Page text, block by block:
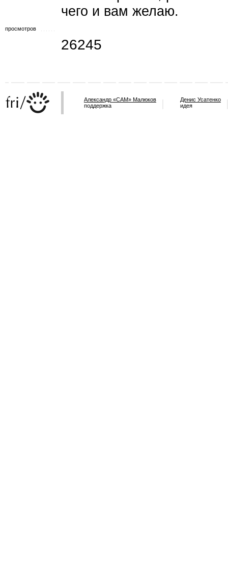
чего и вам желаю.
просмотров
26245
Александр «САМ» Малюков
поддержка
Денис Усатенко
идея